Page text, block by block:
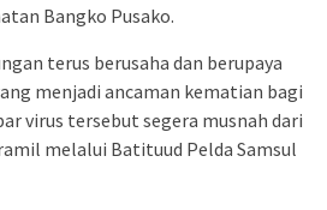
Bangko Pusako.
terus berusaha dan berupaya
menjadi ancaman kematian bagi
virus tersebut segera musnah dari
melalui Batituud Pelda Samsul